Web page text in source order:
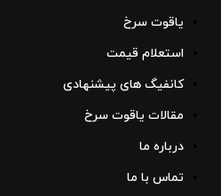
یاقوت سرخ
استعلام قیمت
کانفیگ های پیشنهادی
مقالات یاقوت سرخ
درباره ما
تماس با ما